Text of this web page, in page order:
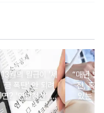
13월의 월급이 '세
금 폭탄' 안 되려
면? '연말정산' 핵
심 꿀팁 A to Z
“매년 받
진, 혹시
있는 건
요?”